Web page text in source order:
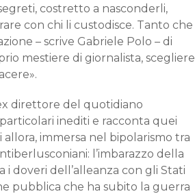
costretto a nasconderli,
con chi li custodisce. Tanto che
– scrive Gabriele Polo – di
mestiere di giornalista, scegliere
direttore del quotidiano
inediti e racconta quei
allora, immersa nel bipolarismo tra
l’imbarazzo della
i doveri dell’alleanza con gli Stati
pubblica che ha subito la guerra